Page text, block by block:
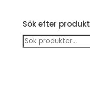
Sök efter produkt
Sök